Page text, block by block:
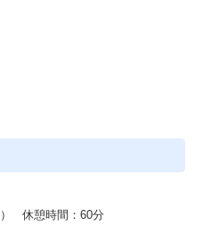
倒的なアドバンテージ
ループの強固な基盤と世界最
れています。
ケット「Green Beans」の未来
ール
、5,000万人を超える会員数を
業成長の強力なエンジンで
休憩時間：60分